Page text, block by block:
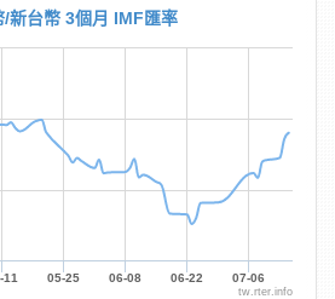
/新台幣 3個月 IMF匯率
11 05-25 06-08 06-22 07-06
tw.rter.info